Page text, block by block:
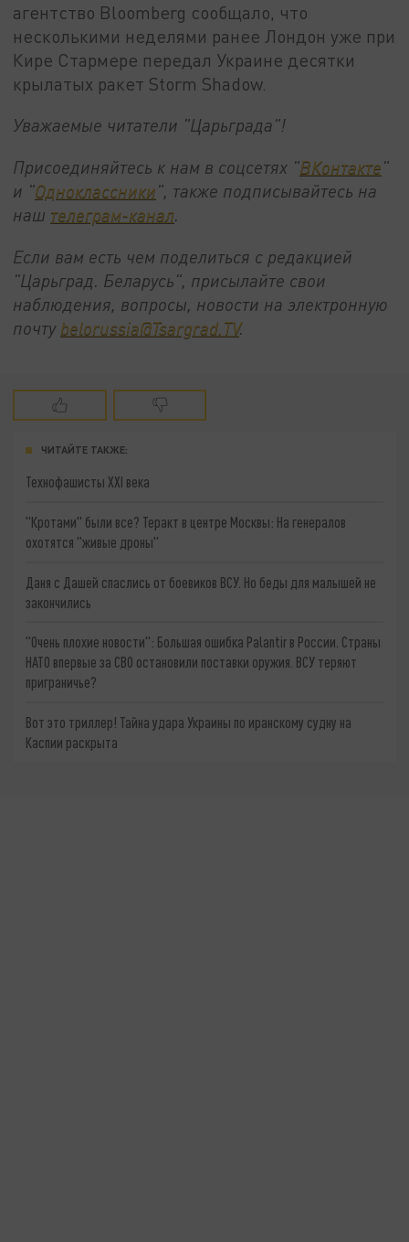
агентство Bloomberg сообщало, что
несколькими неделями ранее Лондон уже при
Кире Стармере передал Украине десятки
крылатых ракет Storm Shadow.
Уважаемые читатели "Царьграда"!
Присоединяйтесь к нам в соцсетях "ВКонтакте"
и "Одноклассники", также подписывайтесь на
наш телеграм-канал.
Если вам есть чем поделиться с редакцией
"Царьград. Беларусь", присылайте свои
наблюдения, вопросы, новости на электронную
почту belorussia@Tsargrad.TV.
ЧИТАЙТЕ ТАКЖЕ:
Технофашисты XXI века
"Кротами" были все? Теракт в центре Москвы: На генералов
охотятся "живые дроны"
Даня с Дашей спаслись от боевиков ВСУ. Но беды для малышей не
закончились
"Очень плохие новости": Большая ошибка Palantir в России. Страны
НАТО впервые за СВО остановили поставки оружия. ВСУ теряют
приграничье?
Вот это триллер! Тайна удара Украины по иранскому судну на
Каспии раскрыта